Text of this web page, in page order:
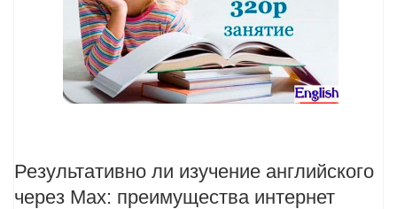
Результативно ли изучение английского
через Max: преимущества интернет